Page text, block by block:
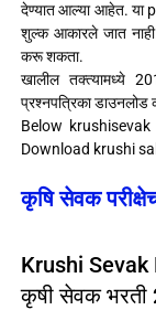
देण्यात आल्या आहेत. या
शुल्क आकारले जात
करू शकता.
खालील तक्त्यामध्ये
प्रश्नपत्रिका
Below
Download krushi
कृषि सेवक
Krushi Sevak
कृषी सेवक भरती